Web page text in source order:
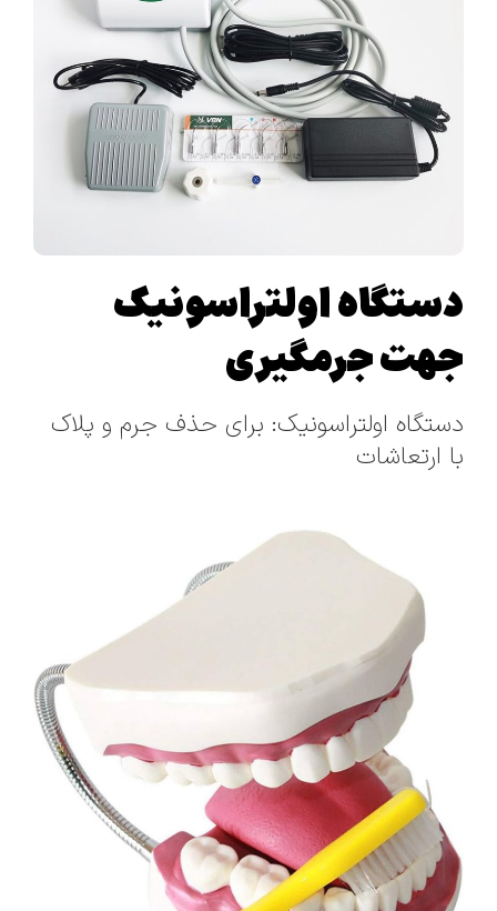
دستگاه اولتراسونیک
جهت جرمگیری
دستگاه اولتراسونیک: برای حذف جرم و پلاک
با ارتعاشات